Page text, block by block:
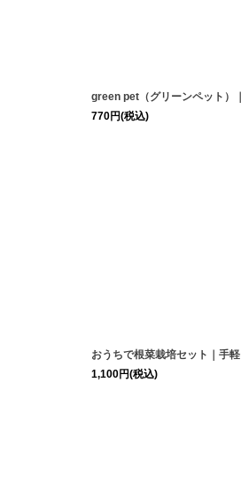
green pet（グリーンペット）
770円(税込)
おうちで根菜栽培セット｜手
1,100円(税込)